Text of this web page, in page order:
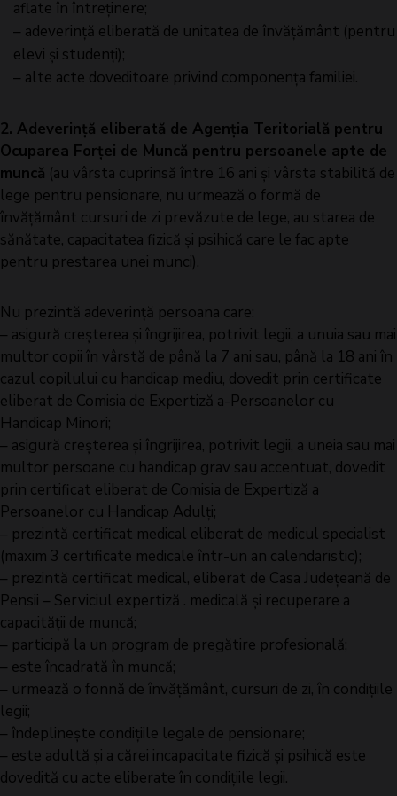
aflate în întreținere;
– adeverință eliberată de unitatea de învățământ (pentru
elevi și studenți);
– alte acte doveditoare privind componența familiei.
2. Adeverință eliberată de Agenția Teritorială pentru
Ocuparea Forței de Muncă pentru persoanele apte de
muncă (au vârsta cuprinsă între 16 ani și vârsta stabilită de
lege pentru pensionare, nu urmează o formă de
învățământ cursuri de zi prevăzute de lege, au starea de
sănătate, capacitatea fizică și psihică care le fac apte
pentru prestarea unei munci).
Nu prezintă adeverință persoana care:
– asigură creșterea și îngrijirea, potrivit legii, a unuia sau mai
multor copii în vârstă de până la 7 ani sau, până la 18 ani în
cazul copilului cu handicap mediu, dovedit prin certificate
eliberat de Comisia de Expertiză a-Persoanelor cu
Handicap Minori;
– asigură creșterea și îngrijirea, potrivit legii, a uneia sau mai
multor persoane cu handicap grav sau accentuat, dovedit
prin certificat eliberat de Comisia de Expertiză a
Persoanelor cu Handicap Adulți;
– prezintă certificat medical eliberat de medicul specialist
(maxim 3 certificate medicale într-un an calendaristic);
– prezintă certificat medical, eliberat de Casa Județeană de
Pensii – Serviciul expertiză . medicală și recuperare a
capacității de muncă;
– participă la un program de pregătire profesională;
– este încadrată în muncă;
– urmează o fonnă de învățământ, cursuri de zi, în condițiile
legii;
– îndeplinește condițiile legale de pensionare;
– este adultă și a cărei incapacitate fizică și psihică este
dovedită cu acte eliberate în condițiile legii.